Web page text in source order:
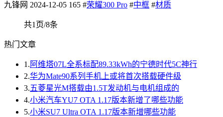
九锋网 2024-12-05 165 #荣耀300 Pro #中框 #材质
共1页/8条
热门文章
1. 阿维塔07L全系标配89.33kWh的宁德时代5C神行
2.华为Mate90系列手机上或将首次搭载硬件级
3.五菱星光M搭载由1.5T发动机与电机组成的
4.小米汽车YU7 OTA 1.17版本新增了哪些功能
5.小米SU7 Ultra OTA 1.17版本新增哪些功能